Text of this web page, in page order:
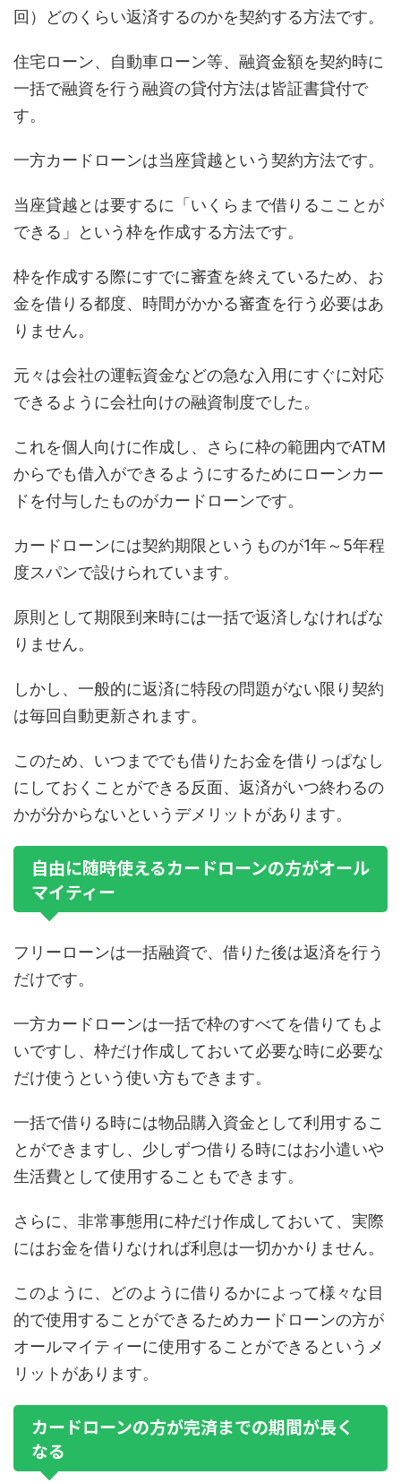
回）どのくらい返済するのかを契約する方法です。
住宅ローン、自動車ローン等、融資金額を契約時に
一括で融資を行う融資の貸付方法は皆証書貸付で
す。
一方カードローンは当座貸越という契約方法です。
当座貸越とは要するに「いくらまで借りるこことが
できる」という枠を作成する方法です。
枠を作成する際にすでに審査を終えているため、お
金を借りる都度、時間がかかる審査を行う必要はあ
りません。
元々は会社の運転資金などの急な入用にすぐに対応
できるように会社向けの融資制度でした。
これを個人向けに作成し、さらに枠の範囲内でATM
からでも借入ができるようにするためにローンカー
ドを付与したものがカードローンです。
カードローンには契約期限というものが1年～5年程
度スパンで設けられています。
原則として期限到来時には一括で返済しなければな
りません。
しかし、一般的に返済に特段の問題がない限り契約
は毎回自動更新されます。
このため、いつまででも借りたお金を借りっぱなし
にしておくことができる反面、返済がいつ終わるの
かが分からないというデメリットがあります。
自由に随時使えるカードローンの方がオール
マイティー
フリーローンは一括融資で、借りた後は返済を行う
だけです。
一方カードローンは一括で枠のすべてを借りてもよ
いですし、枠だけ作成しておいて必要な時に必要な
だけ使うという使い方もできます。
一括で借りる時には物品購入資金として利用するこ
とができますし、少しずつ借りる時にはお小遣いや
生活費として使用することもできます。
さらに、非常事態用に枠だけ作成しておいて、実際
にはお金を借りなければ利息は一切かかりません。
このように、どのように借りるかによって様々な目
的で使用することができるためカードローンの方が
オールマイティーに使用することができるというメ
リットがあります。
カードローンの方が完済までの期間が長く
なる